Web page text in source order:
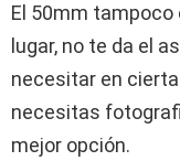
El 50mm
lugar, no te da el
necesitar en
necesitas
mejor opción.